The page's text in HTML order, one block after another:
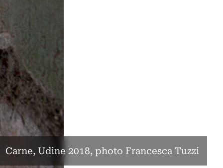
Carne, Udine 2018, photo Francesca Tuzzi